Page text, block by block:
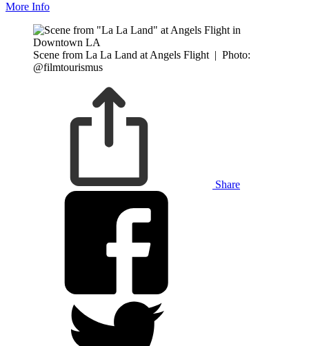
More Info
Scene from La La Land at Angels Flight | Photo:
@filmtourismus
Share